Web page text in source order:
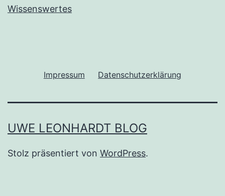
Wissenswertes
Impressum Datenschutzerklärung
UWE LEONHARDT BLOG
Stolz präsentiert von WordPress.